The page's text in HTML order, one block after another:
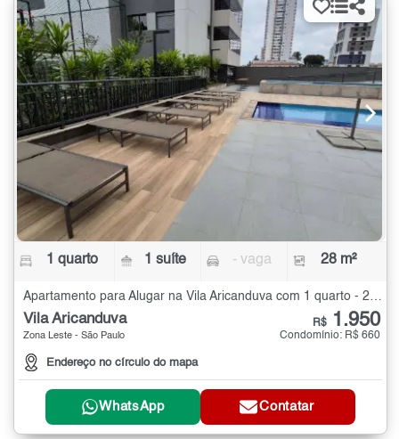
1 quarto 1 suíte - vaga 28 m²
Apartamento para Alugar na Vila Aricanduva com 1 quarto - 28 m²
Vila Aricanduva
Zona Leste - São Paulo
Endereço no círculo do mapa
R$ 1.950
Condomínio: R$ 660
WhatsApp Contatar